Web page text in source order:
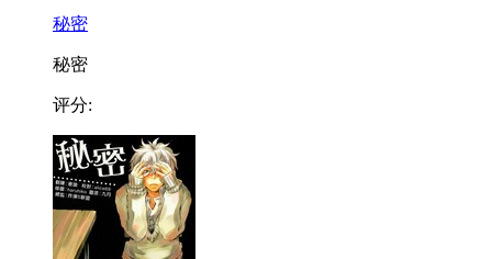
秘密
秘密
评分: